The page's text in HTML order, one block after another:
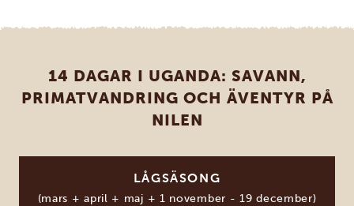
14 DAGAR I UGANDA: SAVANN,
PRIMATVANDRING OCH ÄVENTYR PÅ
NILEN
LÅGSÄSONG
(mars + april + maj + 1 november - 19 december)